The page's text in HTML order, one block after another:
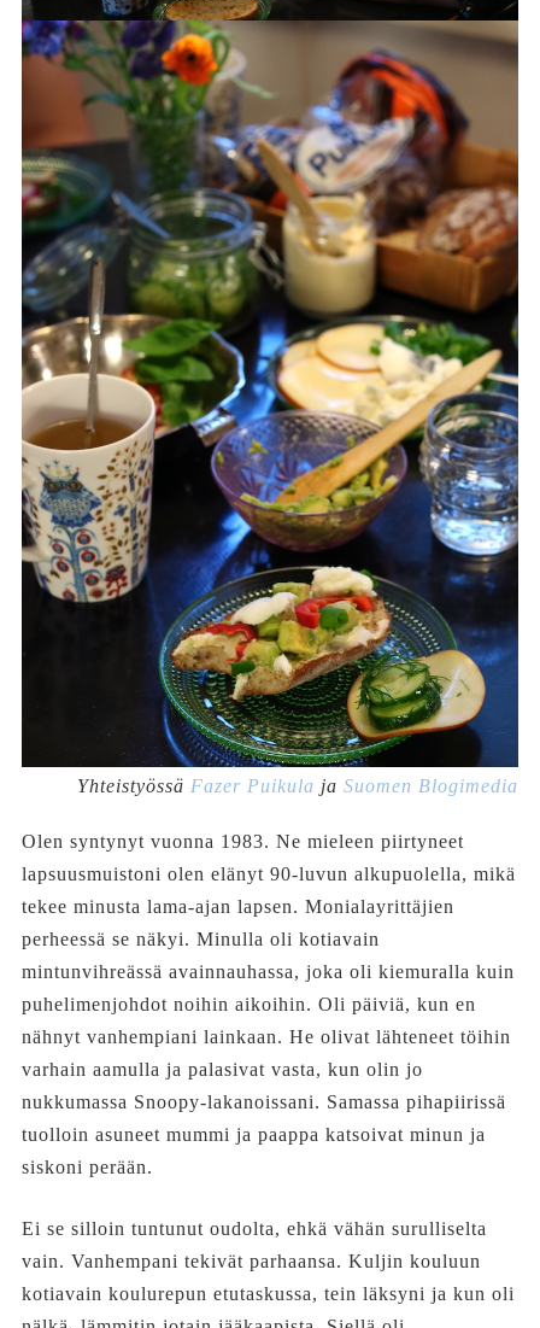
Yhteistyössä Fazer Puikula jaSuomen Blogimedia
Olen syntynyt vuonna 1983. Ne mieleen piirtyneet
lapsuusmuistoni olen elänyt 90-luvun alkupuolella, mikä
tekee minusta lama-ajan lapsen. Monialayrittäjien
perheessä se näkyi. Minulla oli kotiavain
mintunvihreässä avainnauhassa, joka oli kiemuralla kuin
puhelimenjohdot noihin aikoihin. Oli päiviä, kun en
nähnyt vanhempiani lainkaan. He olivat lähteneet töihin
varhain aamulla ja palasivat vasta, kun olin jo
nukkumassa Snoopy-lakanoissani. Samassa pihapiirissä
tuolloin asuneet mummi ja paappa katsoivat minun ja
siskoni perään.
Ei se silloin tuntunut oudolta, ehkä vähän surulliselta
vain. Vanhempani tekivät parhaansa. Kuljin kouluun
kotiavain koulurepun etutaskussa, tein läksyni ja kun oli